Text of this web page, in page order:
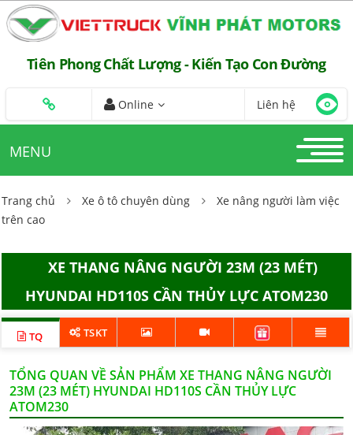
Tiên Phong Chất Lượng - Kiến Tạo Con Đường
Online Liên hệ
MENU
Trang chủ Xe ô tô chuyên dùng
Xe nâng người làm việc
trên cao
XE THANG NÂNG NGƯỜI 23M (23 MÉT)
HYUNDAI HD110S CẦN THỦY LỰC ATOM230
TQ TSKT
TỔNG QUAN VỀ SẢN PHẨM XE THANG NÂNG NGƯỜI
23M (23 MÉT) HYUNDAI HD110S CẦN THỦY LỰC
ATOM230